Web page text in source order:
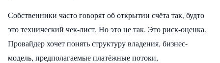
Собственники часто говорят об открытии счёта так, будто
это технический чек-лист. Но это не так. Это риск-оценка.
Провайдер хочет понять структуру владения, бизнес-
модель, предполагаемые платёжные потоки,